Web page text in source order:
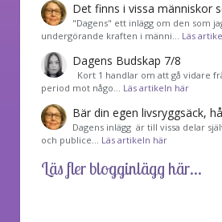
Det finns i vissa människor
"Dagens" ett inlägg om den som
undergörande kraften i männi… Läs
Dagens Budskap 7/8
Kort 1 handlar om att gå vidare
period mot någo… Läs artikeln här
Bär din egen livsryggsäck,
Dagens inlägg är till vissa delar
och publice… Läs artikeln här
Läs fler blogginlägg här...